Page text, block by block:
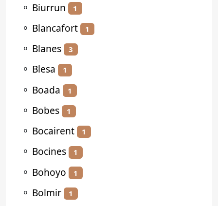
⚬ Biurrun 1
⚬ Blancafort 1
⚬ Blanes 3
⚬ Blesa 1
⚬ Boada 1
⚬ Bobes 1
⚬ Bocairent 1
⚬ Bocines 1
⚬ Bohoyo 1
⚬ Bolmir 1